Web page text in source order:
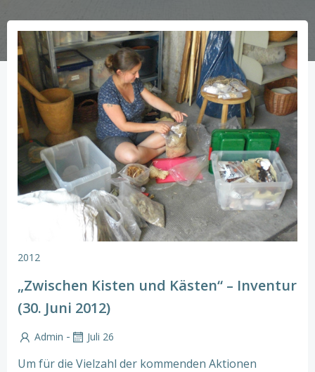
2012
„Zwischen Kisten und Kästen“ – Inventur
(30. Juni 2012)
Admin - Juli 26
Um für die Vielzahl der kommenden Aktionen